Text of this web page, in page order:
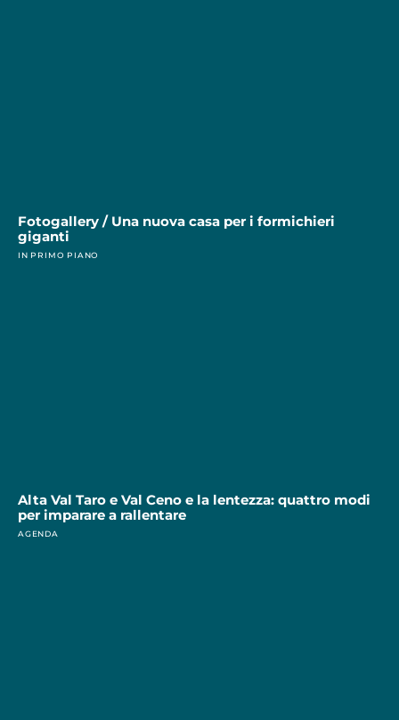
Fotogallery / Una nuova casa per i formichieri
giganti
IN PRIMO PIANO
Alta Val Taro e Val Ceno e la lentezza: quattro modi
per imparare a rallentare
AGENDA